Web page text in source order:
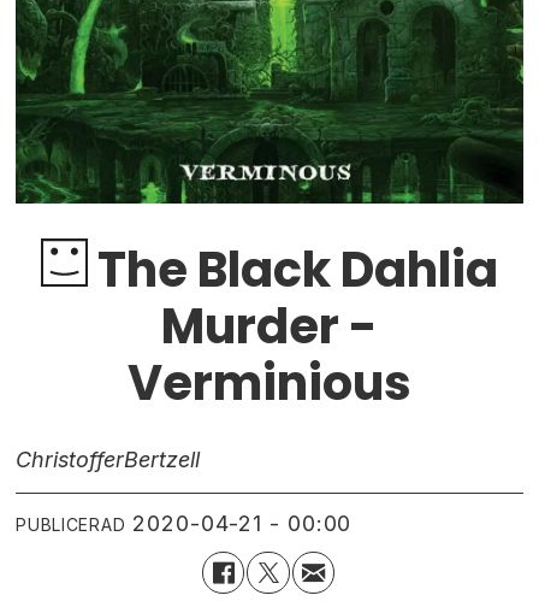
The Black Dahlia
Murder -
Verminious
ChristofferBertzell
PUBLICERAD 2020-04-21 - 00:00